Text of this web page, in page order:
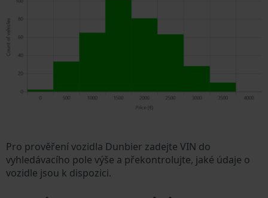
Pro prověření vozidla Dunbier zadejte VIN do
vyhledávacího pole výše a překontrolujte, jaké údaje o
vozidle jsou k dispozici.